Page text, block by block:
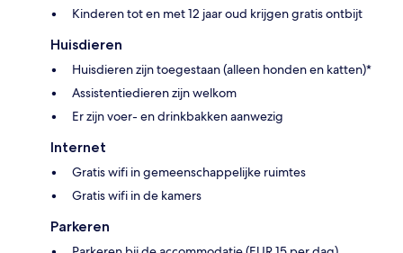
Kinderen tot en met 12 jaar oud krijgen gratis ontbijt
Huisdieren
Huisdieren zijn toegestaan (alleen honden en katten)*
Assistentiedieren zijn welkom
Er zijn voer- en drinkbakken aanwezig
Internet
Gratis wifi in gemeenschappelijke ruimtes
Gratis wifi in de kamers
Parkeren